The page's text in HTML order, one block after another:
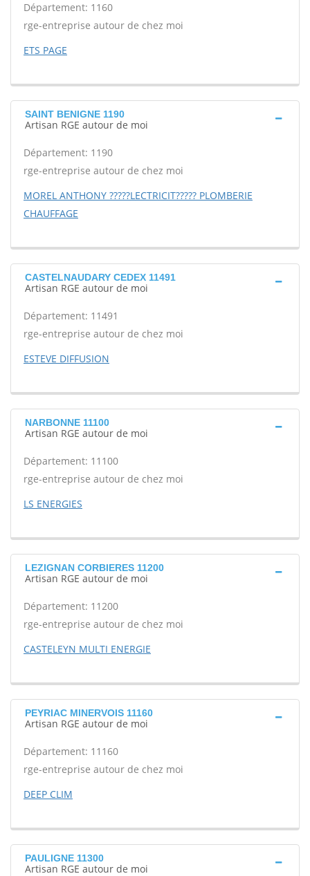
Département: 1160
rge-entreprise autour de chez moi
ETS PAGE
SAINT BENIGNE 1190
Artisan RGE autour de moi
Département: 1190
rge-entreprise autour de chez moi
MOREL ANTHONY ?????LECTRICIT????? PLOMBERIE
CHAUFFAGE
CASTELNAUDARY CEDEX 11491
Artisan RGE autour de moi
Département: 11491
rge-entreprise autour de chez moi
ESTEVE DIFFUSION
NARBONNE 11100
Artisan RGE autour de moi
Département: 11100
rge-entreprise autour de chez moi
LS ENERGIES
LEZIGNAN CORBIERES 11200
Artisan RGE autour de moi
Département: 11200
rge-entreprise autour de chez moi
CASTELEYN MULTI ENERGIE
PEYRIAC MINERVOIS 11160
Artisan RGE autour de moi
Département: 11160
rge-entreprise autour de chez moi
DEEP CLIM
PAULIGNE 11300
Artisan RGE autour de moi